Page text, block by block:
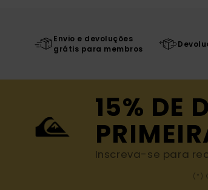
Envio e devoluções
grátis para membros
15% DE
Inscreva-se para
(*)